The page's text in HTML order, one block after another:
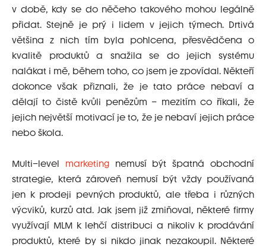
v době, kdy se do něčeho takového mohou legálně
přidat. Stejně je prý i lidem v jejich týmech. Drtivá
většina z nich tím byla pohlcena, přesvědčena o
kvalitě produktů a snažila se do jejich systému
nalákat i mě, během toho, co jsem je zpovídal. Někteří
dokonce však přiznali, že je tato práce nebaví a
dělají to čistě kvůli penězům – mezitím co říkali, že
jejich největší motivací je to, že je nebaví jejich práce
nebo škola.
Multi–level marketingnemusí být špatná obchodní
strategie, která zároveň nemusí být vždy používaná
jen k prodeji pevných produktů, ale třeba i různých
výcviků, kurzů atd. Jak jsem již zmiňoval, některé firmy
využívají MLM k lehčí distribuci a nikoliv k prodávání
produktů, které by si nikdo jinak nezakoupil. Některé